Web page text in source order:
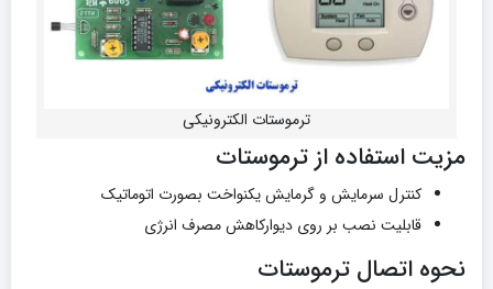
ترموستات الکترونیکی
مزیت استفاده از ترموستات
کنترل سرمایش و گرمایش یکنواخت بصورت اتوماتیک
قابلیت نصب بر روی دیوارکاهش مصرف انرژی
نحوه اتصال ترموستات